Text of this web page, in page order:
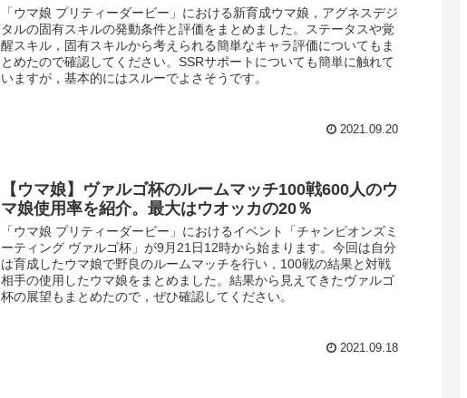
「ウマ娘 プリティーダービー」における新育成ウマ娘，アグネスデジ
タルの固有スキルの発動条件と評価をまとめました。ステータスや覚
醒スキル，固有スキルから考えられる簡単なキャラ評価についてもま
とめたので確認してください。SSRサポートについても簡単に触れて
いますが，基本的にはスルーでよさそうです。
2021.09.20
【ウマ娘】ヴァルゴ杯のルームマッチ100戦600人のウ
マ娘使用率を紹介。最大はウオッカの20％
「ウマ娘 プリティーダービー」におけるイベント「チャンピオンズミ
ーティング ヴァルゴ杯」が9月21日12時から始まります。今回は自分
は育成したウマ娘で野良のルームマッチを行い，100戦の結果と対戦
相手の使用したウマ娘をまとめました。結果から見えてきたヴァルゴ
杯の展望もまとめたので，ぜひ確認してください。
2021.09.18